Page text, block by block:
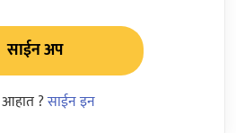
साईन अप
?साईन इन